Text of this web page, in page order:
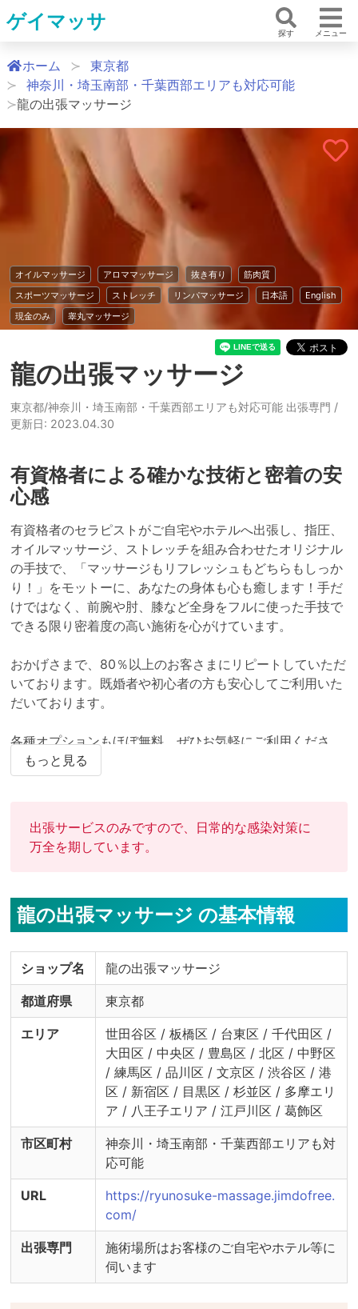
ゲイマッサ
探す メニュー
ホーム
東京都
神奈川・埼玉南部・千葉西部エリアも対応可能
龍の出張マッサージ
オイルマッサージ アロママッサージ 抜き有り
筋肉質
スポーツマッサージ
ストレッチ リンパマッサージ 日本語
English
現金のみ
睾丸マッサージ
龍の出張マッサージ
東京都/神奈川・埼玉南部・千葉西部エリアも対応可能 出張専門 /
更新日: 2023.04.30
有資格者による確かな技術と密着の安
心感
有資格者のセラピストがご自宅やホテルへ出張し、指圧、
オイルマッサージ、ストレッチを組み合わせたオリジナル
の手技で、「マッサージもリフレッシュもどちらもしっか
り！」をモットーに、あなたの身体も心も癒します！手だ
けではなく、前腕や肘、膝など全身をフルに使った手技で
できる限り密着度の高い施術を心がけています。
おかげさまで、80％以上のお客さまにリピートしていただ
いております。既婚者や初心者の方も安心してご利用いた
だいております。
各種オプションもほぼ無料。ぜひお気軽にご利用くださ
い。もっと見る
出張サービスのみですので、日常的な感染対策に
万全を期しています。
龍の出張マッサージ の基本情報
ショップ名 龍の出張マッサージ
都道府県 東京都
エリア
世田谷区 / 板橋区 / 台東区 / 千代田区 /
大田区 / 中央区 / 豊島区 / 北区 / 中野区
/ 練馬区 / 品川区 / 文京区 / 渋谷区 / 港
区 / 新宿区 / 目黒区 / 杉並区 / 多摩エリ
ア / 八王子エリア / 江戸川区 / 葛飾区
市区町村
神奈川・埼玉南部・千葉西部エリアも対
応可能
URL
https://ryunosuke-massage.jimdofree.
com/
出張専門
施術場所はお客様のご自宅やホテル等に
伺います